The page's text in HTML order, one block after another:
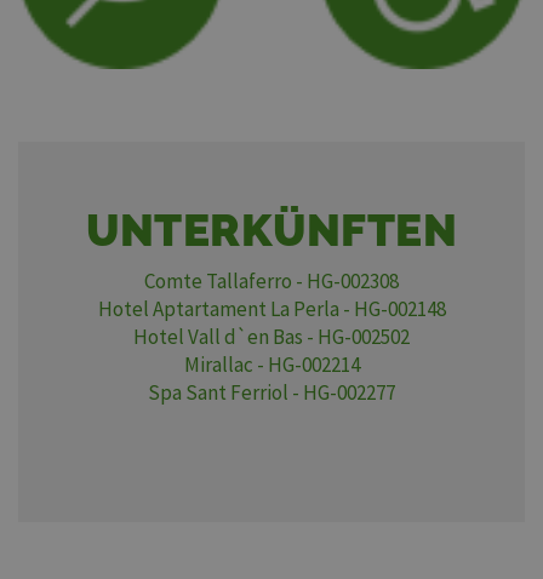
UNTERKÜNFTEN
Comte Tallaferro - HG-002308
Hotel Aptartament La Perla - HG-002148
Hotel Vall d`en Bas - HG-002502
Mirallac - HG-002214
Spa Sant Ferriol - HG-002277